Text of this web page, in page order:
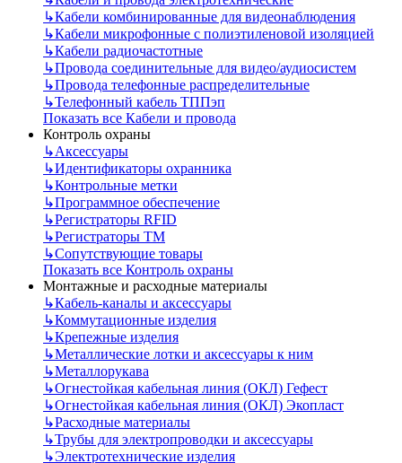
↳Кабели комбинированные для видеонаблюдения
↳Кабели микрофонные с полиэтиленовой изоляцией
↳Кабели радиочастотные
↳Провода соединительные для видео/аудиосистем
↳Провода телефонные распределительные
↳Телефонный кабель ТППэп
Показать все Кабели и провода
Контроль охраны
↳Аксессуары
↳Идентификаторы охранника
↳Контрольные метки
↳Программное обеспечение
↳Регистраторы RFID
↳Регистраторы ТМ
↳Сопутствующие товары
Показать все Контроль охраны
Монтажные и расходные материалы
↳Кабель-каналы и аксессуары
↳Коммутационные изделия
↳Крепежные изделия
↳Металлические лотки и аксессуары к ним
↳Металлорукава
↳Огнестойкая кабельная линия (ОКЛ) Гефест
↳Огнестойкая кабельная линия (ОКЛ) Экопласт
↳Расходные материалы
↳Трубы для электропроводки и аксессуары
↳Электротехнические изделия